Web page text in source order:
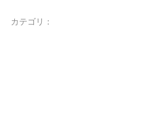
カテゴリ：